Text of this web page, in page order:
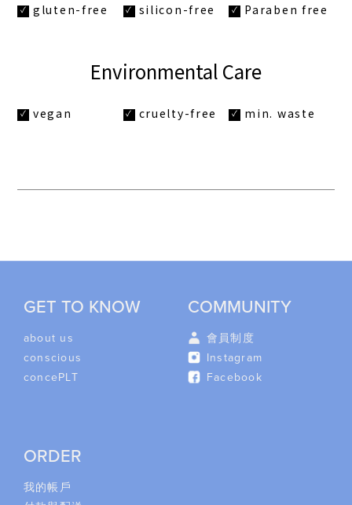
gluten-free
silicon-free Paraben free
Environmental Care
vegan cruelty-free min. waste
GET TO KNOW
about us
conscious
concePLT
COMMUNITY
會員制度
Instagram
Facebook
ORDER
我的帳戶